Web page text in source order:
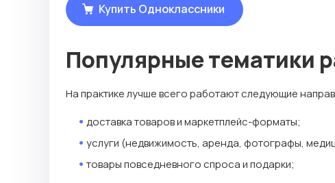
Купить Одноклассники
Популярные тематики
На практике лучше всего работают следующие
доставка товаров и маркетплейс-форматы;
услуги (недвижимость, аренда, фотографы,
товары повседневного спроса и подарки;